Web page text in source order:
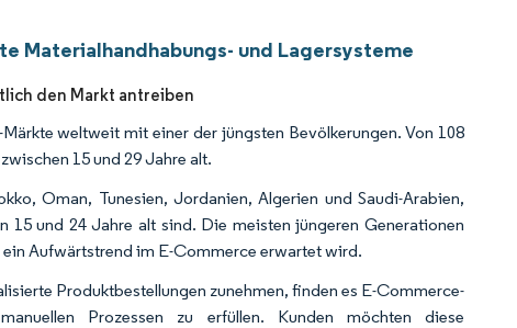
Materialhandhabungs- und Lagersysteme
den Markt antreiben
weltweit mit einer der jüngsten Bevölkerungen. Von 108
15 und 29 Jahre alt.
Oman, Tunesien, Jordanien, Algerien und Saudi-Arabien,
und 24 Jahre alt sind. Die meisten jüngeren Generationen
Aufwärtstrend im E-Commerce erwartet wird.
Produktbestellungen zunehmen, finden es E-Commerce-
Prozessen zu erfüllen. Kunden möchten diese